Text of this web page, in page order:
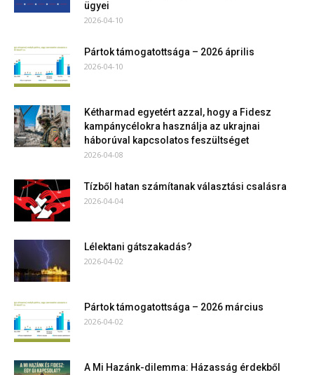
ügyei
2026-04-10
Pártok támogatottsága – 2026 április
2026-04-10
Kétharmad egyetért azzal, hogy a Fidesz
kampánycélokra használja az ukrajnai
háborúval kapcsolatos feszültséget
2026-04-08
Tízből hatan számítanak választási csalásra
2026-04-04
Lélektani gátszakadás?
2026-04-02
Pártok támogatottsága – 2026 március
2026-04-02
A Mi Hazánk-dilemma: Házasság érdekből